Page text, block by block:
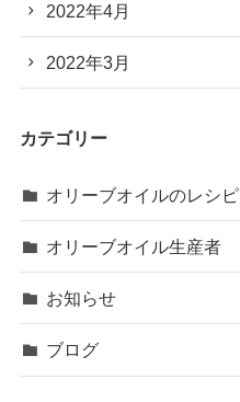
2022年4月
2022年3月
カテゴリー
オリーブオイルのレシピ
オリーブオイル生産者
お知らせ
ブログ